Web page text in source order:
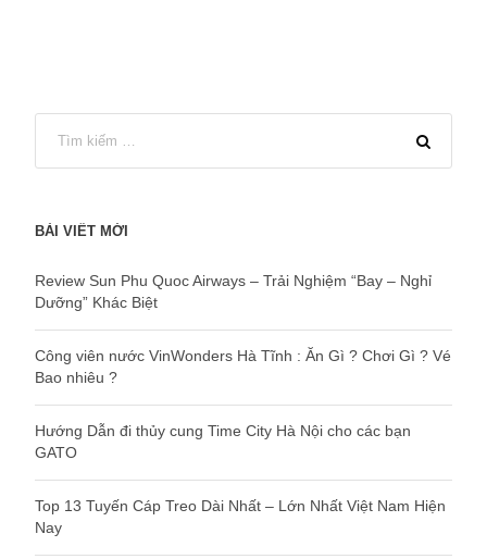
BÀI VIẾT MỚI
Review Sun Phu Quoc Airways – Trải Nghiệm “Bay – Nghỉ
Dưỡng” Khác Biệt
Công viên nước VinWonders Hà Tĩnh : Ăn Gì ? Chơi Gì ? Vé
Bao nhiêu ?
Hướng Dẫn đi thủy cung Time City Hà Nội cho các bạn
GATO
Top 13 Tuyến Cáp Treo Dài Nhất – Lớn Nhất Việt Nam Hiện
Nay